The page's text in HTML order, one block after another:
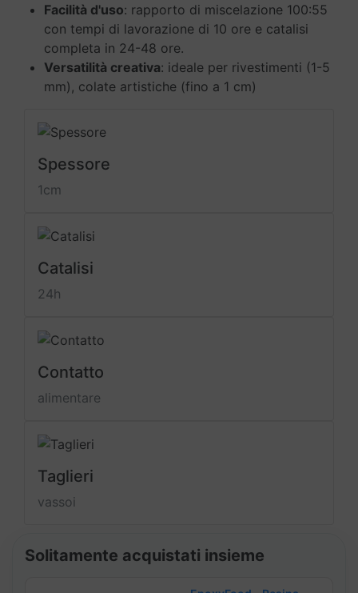
Facilità d'uso: rapporto di miscelazione 100:55
con tempi di lavorazione di 10 ore e catalisi
completa in 24-48 ore.
Versatilità creativa: ideale per rivestimenti (1-5
mm), colate artistiche (fino a 1 cm)
Spessore
1cm
Catalisi
24h
Contatto
alimentare
Taglieri
vassoi
Solitamente acquistati insieme